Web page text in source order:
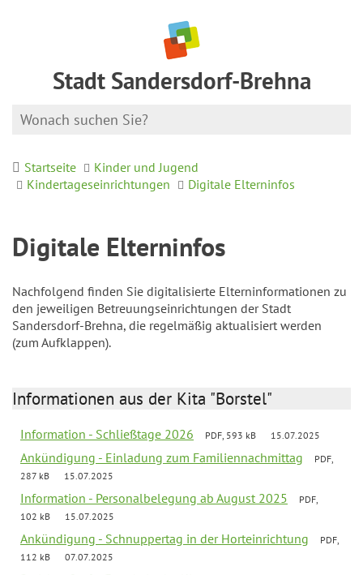
Stadt Sandersdorf-Brehna
Startseite
Kinder und Jugend
Kindertageseinrichtungen
Digitale Elterninfos
Digitale Elterninfos
Nachfolgend finden Sie digitalisierte Elterninformationen zu
den jeweiligen Betreuungseinrichtungen der Stadt
Sandersdorf-Brehna, die regelmäßig aktualisiert werden
(zum Aufklappen).
Informationen aus der Kita "Borstel"
Information - Schließtage 2026 PDF, 593 kB 15.07.2025
Ankündigung - Einladung zum Familiennachmittag
PDF,
287 kB
15.07.2025
Information - Personalbelegung ab August 2025
PDF,
102 kB
15.07.2025
Ankündigung - Schnuppertag in der Horteinrichtung
PDF,
112 kB
07.07.2025